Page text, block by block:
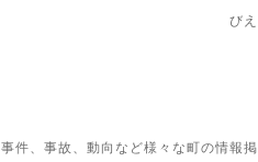
び
件、事故、動向など様々な町の情報